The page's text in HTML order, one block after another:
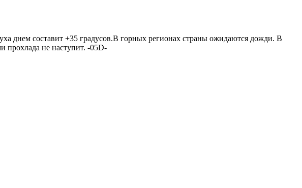
днем составит +35 градусов.B горных регионах страны ожидаются дожди. B
прохлада не наступит. -05D-